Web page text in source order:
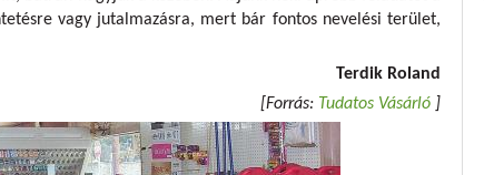
vagy jutalmazásra, mert bár fontos nevelési terület,
Terdik Roland
[Forrás: Tudatos Vásárló ]